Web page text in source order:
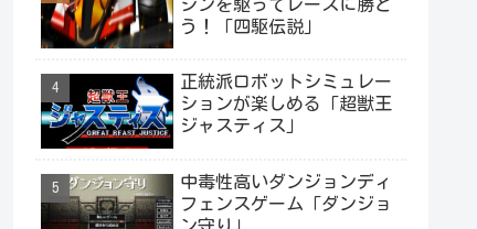
シンを駆ってレースに勝と
う！「四駆伝説」
正統派ロボットシミュレー
ションが楽しめる「超獣王
ジャスティス」
中毒性高いダンジョンディ
フェンスゲーム「ダンジョ
ン守り」